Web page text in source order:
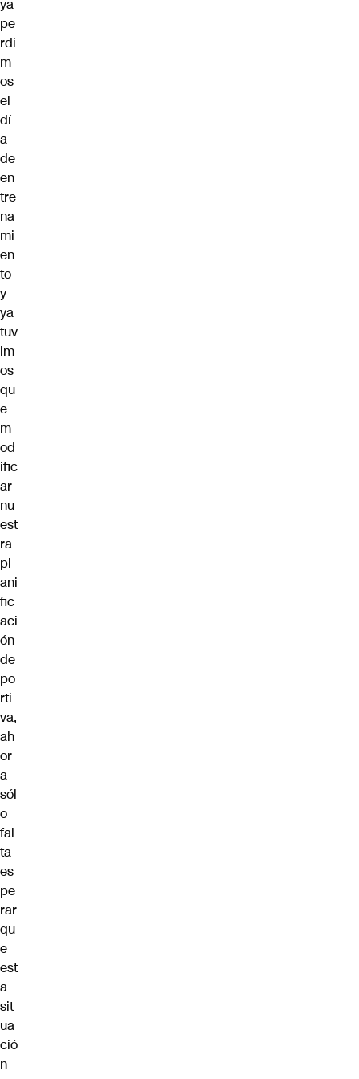
ya
pe
rdi
m
os
el
dí
a
de
en
tre
na
mi
en
to
y
ya
tuv
im
os
qu
e
m
od
ific
ar
nu
est
ra
pl
ani
fic
aci
ón
de
po
rti
va,
ah
or
a
sól
o
fal
ta
es
pe
rar
qu
e
est
a
sit
ua
ció
n